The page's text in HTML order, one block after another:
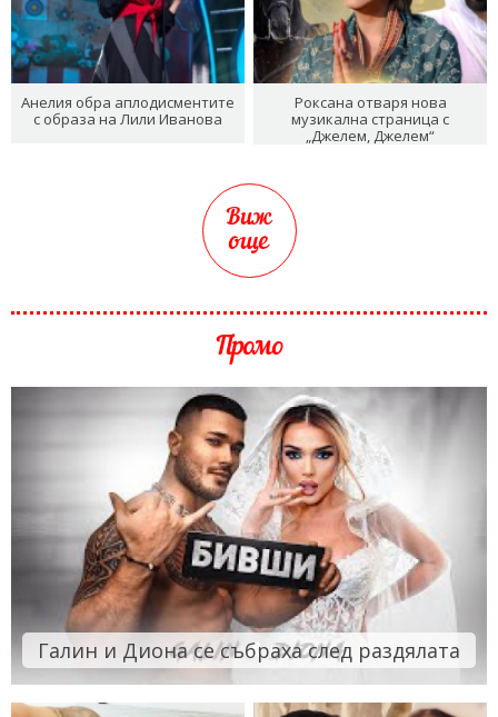
Анелия обра аплодисментите
с образа на Лили Иванова
Роксана отваря нова
музикална страница с
„Джелем, Джелем“
Виж
още
Промо
Галин и Диона се събраха след раздялата